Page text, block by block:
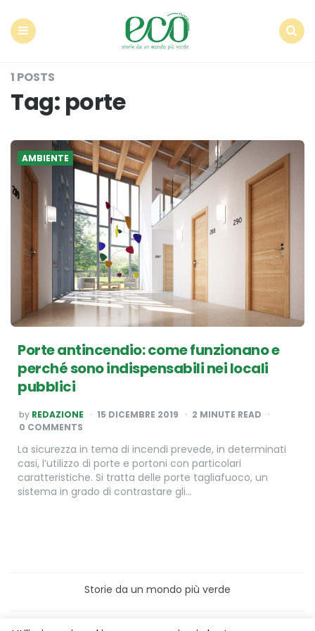
1 POSTS
Tag: porte
AMBIENTE
Porte antincendio: come funzionano e
perché sono indispensabili nei locali
pubblici
POSTED
BY
by REDAZIONE 15 DICEMBRE 2019 2 MINUTE READ
0 COMMENTS
La sicurezza in tema di incendi prevede, in determinati
casi, l’utilizzo di porte e portoni con particolari
caratteristiche. Si tratta delle porte tagliafuoco, un
sistema in grado di contrastare gli…
Storie da un mondo più verde
Home Turismo sostenibile